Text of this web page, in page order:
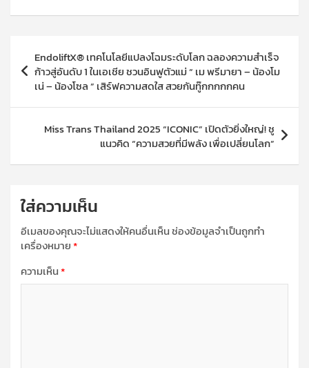
เรื่องEndoliftX® เทคโนโลยีแปลงโฉมระดับโลก ฉลองความสำเร็จ
ก้าวสู่อันดับ 1 ในเอเชีย ชวนอินฟูตัวแม่ “ เม พรีมายา – น้องโม
เน่ – น้องโซล ” เสิร์ฟความสดใส สวยกันทู๊กกกกกคน
Miss Trans Thailand 2025 “ICONIC” เปิดตัวยิ่งใหญ่! ชู
แนวคิด “ความสวยที่มีพลัง เพื่อเปลี่ยนโลก”
ใส่ความเห็น
อีเมลของคุณจะไม่แสดงให้คนอื่นเห็นช่องข้อมูลจำเป็นถูกทำ
เครื่องหมาย*
ความเห็น*